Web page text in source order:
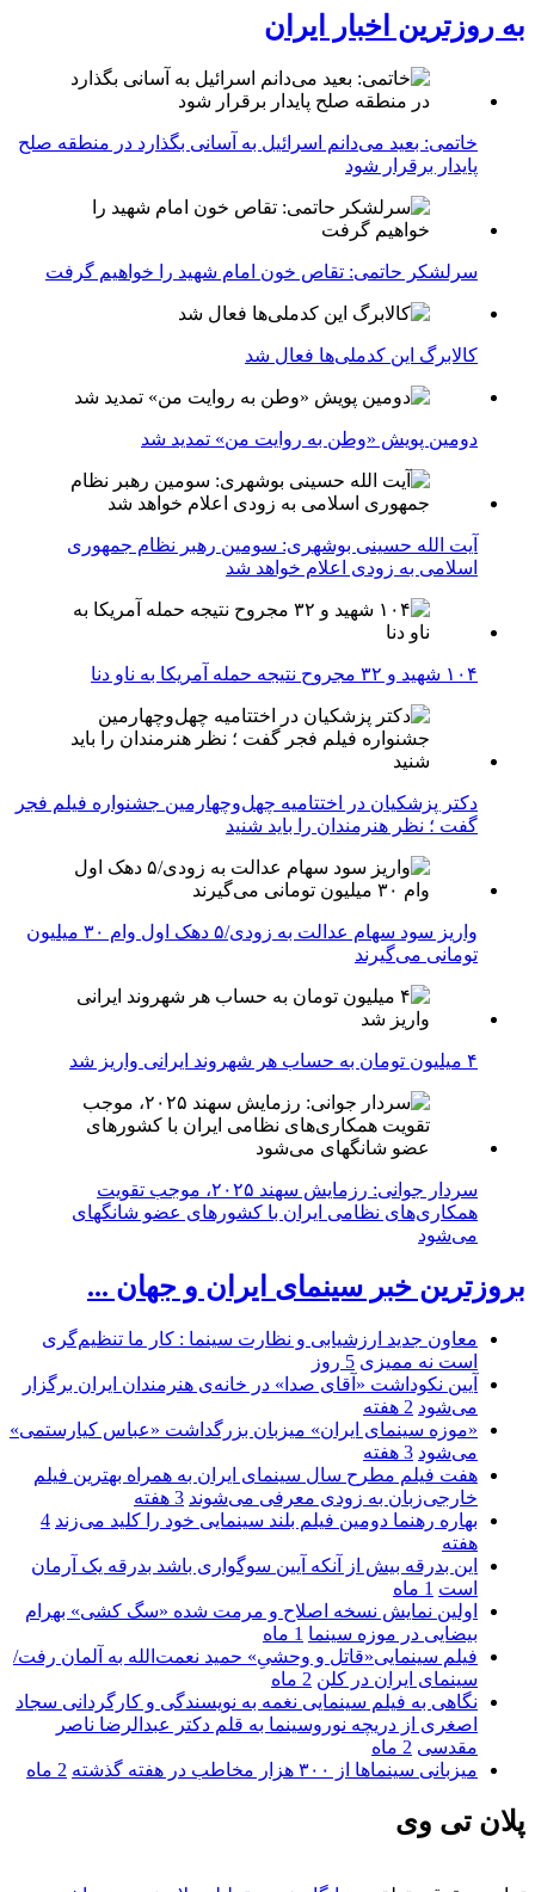
به روزترین اخبار ایران
خاتمی: بعید می‌دانم اسرائیل به آسانی بگذارد در منطقه صلح
پایدار برقرار شود
سرلشکر حاتمی: تقاص خون امام شهید را خواهیم گرفت
کالابرگ این کدملی‌ها فعال شد
دومین پویش «وطن به روایت من» تمدید شد
آیت الله حسینی بوشهری: سومین رهبر نظام جمهوری
اسلامی به زودی اعلام خواهد شد
۱۰۴ شهید و ۳۲ مجروح نتیجه حمله آمریکا به ناو دنا
دکتر پزشکیان در اختتامیه چهل‌وچهارمین جشنواره فیلم فجر
گفت ؛ نظر هنرمندان را باید شنید
واریز سود سهام عدالت به زودی/۵ دهک اول وام ۳۰ میلیون
تومانی می‌گیرند
۴ میلیون تومان به حساب هر شهروند ایرانی واریز شد
سردار جوانی: رزمایش سهند ۲۰۲۵، موجب تقویت
همکاری‌های نظامی ایران با کشور‌های عضو شانگهای
می‌شود
بروزترین خبر سینمای ایران و جهان ...
معاون جدید ارزشیابی و نظارت سینما : کار ما تنظیم‌گری
است نه ممیزی 5 روز
آیین نکوداشت «آقای صدا» در خانه‌ی هنرمندان ایران برگزار
می‌شود 2 هفته
«موزه سینمای ایران» میزبان بزرگداشت «عباس کیارستمی»
می‌شود 3 هفته
هفت فیلم مطرح سال سینمای ایران به همراه بهترین فیلم
خارجی‌زبان به زودی معرفی می‌شوند 3 هفته
بهاره رهنما دومین فیلم بلند سینمایی خود را کلید می‌زند 4
هفته
این بدرقه بیش از آنکه آیین سوگواری باشد بدرقه یک آرمان
است 1 ماه
اولین نمایش نسخه اصلاح و مرمت شده «سگ کشی» بهرام
بیضایی در موزه سینما 1 ماه
فیلم سینمایی«قاتل و وحشیِ» حمید نعمت‌الله به آلمان رفت/
سینمای ایران در کلن 2 ماه
نگاهی به فیلم سینمایی نغمه به نویسندگی و کارگردانی سجاد
اصغری از دریچه نوروسینما به قلم دکتر عبدالرضا ناصر
مقدسی 2 ماه
میزبانی سینماها از ۳۰۰ هزار مخاطب در هفته گذشته
2 ماه
پلان تی وی